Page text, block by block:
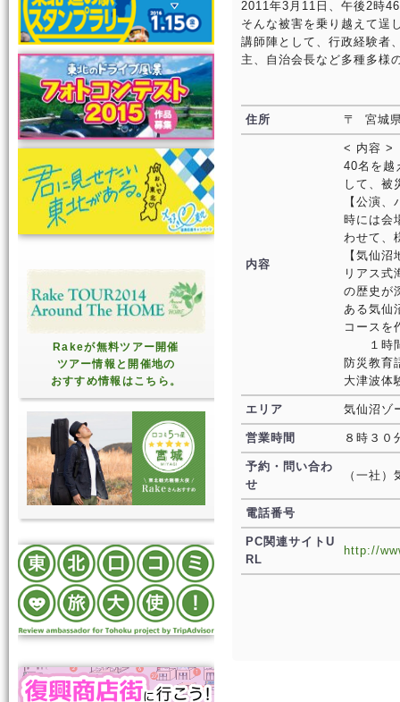
Rakeが無料ツアー開催
ツアー情報と開催地の
おすすめ情報はこちら。
2011年3月11日、午後2時
そんな被害を乗り越えて逞
講師陣として、行政経験者
主、自治会長など多種多様
住所 〒 宮城
内容
< 内容 >
40名を越
して、被
【公演
時には会
わせて、
【気仙
リアス式
の歴史が
ある気仙
コースを
１時
防災教育
大津波体
エリア 気仙沼ゾ
営業時間 ８時３
予約・問い合わ
せ
（一社
電話番号
PC関連サイトU
RL
http://